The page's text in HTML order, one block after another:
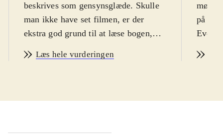
beskrives som gensynsglæde. Skulle
man ikke have set filmen, er der
ekstra god grund til at læse bogen,
fortælling om livet i en lille
stor kærlighed og solidaritet på tværs
af ofte meget barske hændelser.
Læs hele vurderingen
møder
på